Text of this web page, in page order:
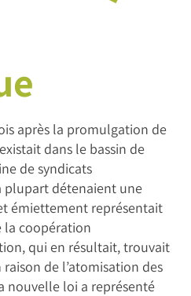
après la promulgation de
dans le bassin de
de syndicats
détenaient une
émiettement représentait
la coopération
qui en résultait, trouvait
de l’atomisation des
nouvelle loi a représenté